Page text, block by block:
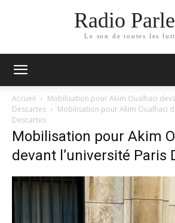
Radio
Le son de toutes les
Accueil
Mobilisation pour Akim Oualhaci
Descartes
Mobilisation pour Akim Oualhaci
Descartes
Mobilisation pour Akim
devant l’université Paris